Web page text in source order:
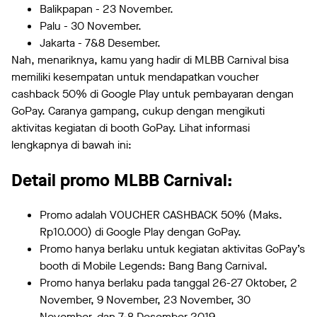
Balikpapan - 23 November.
Palu - 30 November.
Jakarta - 7&8 Desember.
Nah, menariknya, kamu yang hadir di MLBB Carnival bisa
memiliki kesempatan untuk mendapatkan voucher
cashback 50% di Google Play untuk pembayaran dengan
GoPay. Caranya gampang, cukup dengan mengikuti
aktivitas kegiatan di booth GoPay. Lihat informasi
lengkapnya di bawah ini:
Detail promo MLBB Carnival:
Promo adalah VOUCHER CASHBACK 50% (Maks.
Rp10.000) di Google Play dengan GoPay.
Promo hanya berlaku untuk kegiatan aktivitas GoPay’s
booth di Mobile Legends: Bang Bang Carnival.
Promo hanya berlaku pada tanggal 26-27 Oktober, 2
November, 9 November, 23 November, 30